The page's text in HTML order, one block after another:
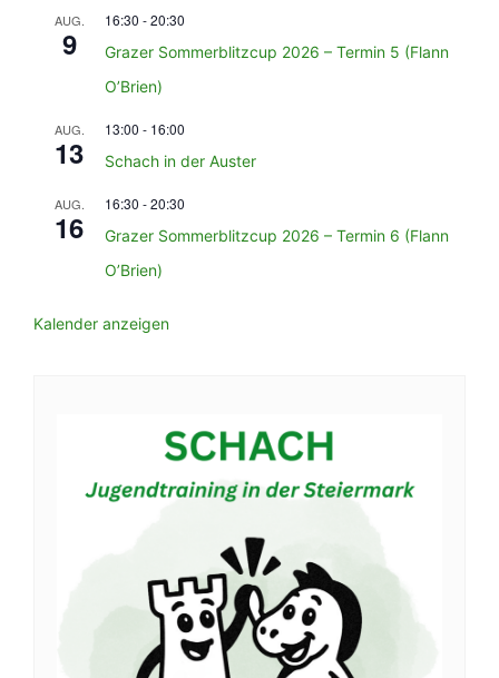
AUG.
9
16:30 -20:30
Grazer Sommerblitzcup 2026 – Termin 5 (Flann
O’Brien)
AUG.
13
13:00 - 16:00
Schach in der Auster
AUG.
16
16:30 -20:30
Grazer Sommerblitzcup 2026 – Termin 6 (Flann
O’Brien)
Kalender anzeigen